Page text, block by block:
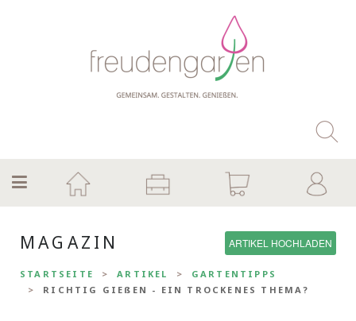
MAGAZIN ARTIKEL HOCHLADEN
STARTSEITE ARTIKEL
GARTENTIPPS
RICHTIG GIEßEN - EIN TROCKENES THEMA?